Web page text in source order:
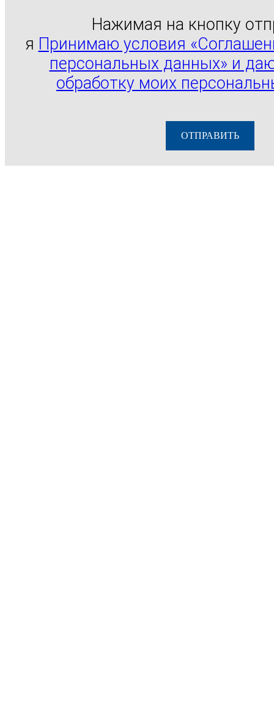
Нажимая на кнопку
я Принимаю условия
персональных данных» и
обработку моих
ОТПРАВИТЬ